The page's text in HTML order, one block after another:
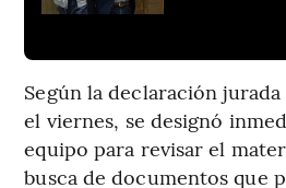
Según la declaración
el viernes, se designó
equipo para revisar el
busca de documentos que